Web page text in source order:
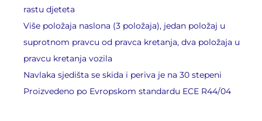
rastu djeteta
Više položaja naslona (3 položaja), jedan položaj u
suprotnom pravcu od pravca kretanja, dva položaja u
pravcu kretanja vozila
Navlaka sjedišta se skida i periva je na 30 stepeni
Proizvedeno po Evropskom standardu ECE R44/04